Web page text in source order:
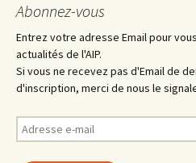
Abonnez-vous
Entrez votre adresse Email pour
actualités de l'AIP.
Si vous ne recevez pas d'Email de
d'inscription, merci de nous le
Adresse
e-